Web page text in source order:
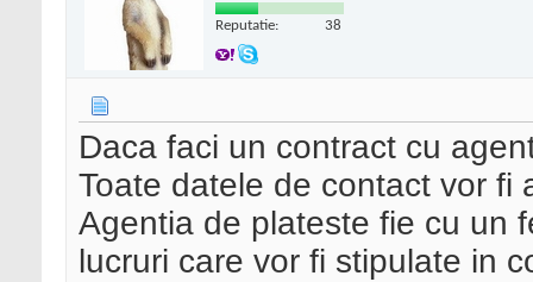
Reputatie: 38
Daca faci un contract cu
Toate datele de contact vor fi
Agentia de plateste fie cu un
lucruri care vor fi stipulate in